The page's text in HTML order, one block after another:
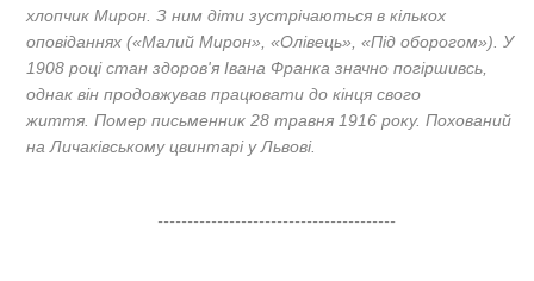
хлопчик Мирон. З ним діти зустрічаються в кількох
оповіданнях («Малий Мирон», «Олівець», «Під оборогом»). У
1908 році стан здоров'я Івана Франка значно погіршивсь,
однак він продовжував працювати до кінця свого
життя. Помер письменник 28 травня 1916 року. Похований
на Личаківському цвинтарі у Львові.
----------------------------------------